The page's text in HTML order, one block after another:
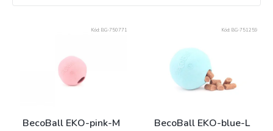
BecoBall EKO-pink-M
Kód: BG-750771
BecoBall EKO-blue-L
Kód: BG-751259